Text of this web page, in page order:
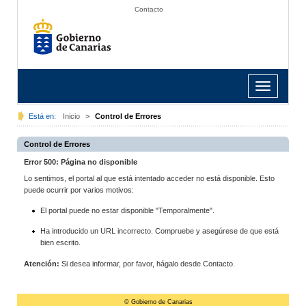
Contacto
Toggle
navigation
Está en: Inicio > Control de Errores
Control de Errores
Error 500: Página no disponible
Lo sentimos, el portal al que está intentado acceder no está disponible. Esto
puede ocurrir por varios motivos:
El portal puede no estar disponible "Temporalmente".
Ha introducido un URL incorrecto. Compruebe y asegúrese de que está
bien escrito.
Atención: Si desea informar, por favor, hágalo desde Contacto.
© Gobierno de Canarias